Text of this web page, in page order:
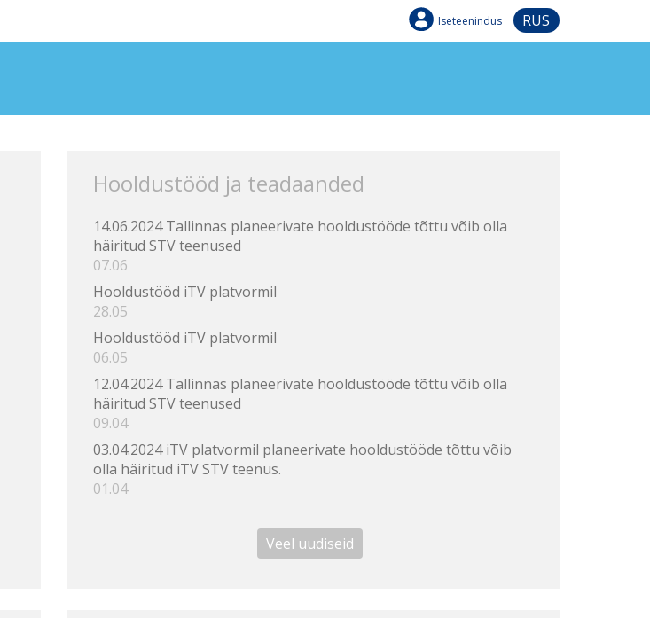
Iseteenindus RUS
Hooldustööd ja teadaanded
14.06.2024 Tallinnas planeerivate hooldustööde tõttu võib olla
häiritud STV teenused
07.06
Hooldustööd iTV platvormil
28.05
Hooldustööd iTV platvormil
06.05
12.04.2024 Tallinnas planeerivate hooldustööde tõttu võib olla
häiritud STV teenused
09.04
03.04.2024 iTV platvormil planeerivate hooldustööde tõttu võib
olla häiritud iTV STV teenus.
01.04
Veel uudiseid